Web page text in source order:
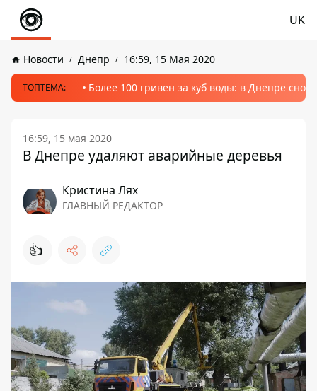
UK
Новости Днепр 16:59, 15 Мая 2020
ТОПТЕМА: Более 100 гривен за куб воды: в Днепре
16:59, 15 мая 2020
В Днепре удаляют аварийные деревья
Кристина Лях
ГЛАВНЫЙ РЕДАКТОР
👍